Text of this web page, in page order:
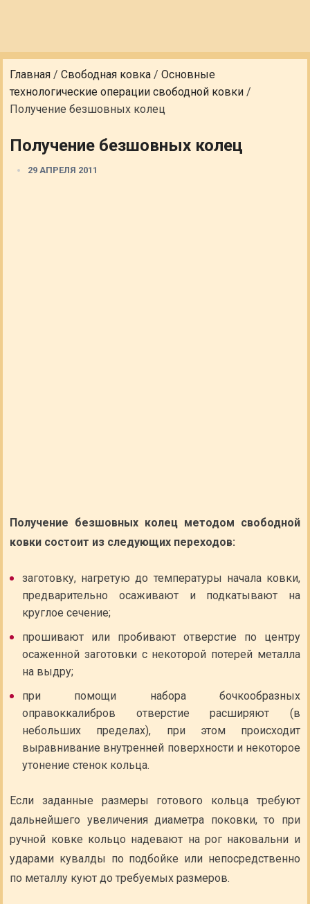
Главная /Свободная ковка /Основные
технологические операции свободной ковки /
Получение безшовных колец
Получение безшовных колец
29 АПРЕЛЯ 2011
Получение безшовных колец методом свободной
ковки состоит из следующих переходов:
заготовку, нагретую до температуры начала ковки,
предварительно осаживают и подкатывают на
круглое сечение;
прошивают или пробивают отверстие по центру
осаженной заготовки с некоторой потерей металла
на выдру;
при помощи набора бочкообразных
оправоккалибров отверстие расширяют (в
небольших пределах), при этом происходит
выравнивание внутренней поверхности и некоторое
утонение стенок кольца.
Если заданные размеры готового кольца требуют
дальнейшего увеличения диаметра поковки, то при
ручной ковке кольцо надевают на рог наковальни и
ударами кувалды по подбойке или непосредственно
по металлу куют до требуемых размеров.